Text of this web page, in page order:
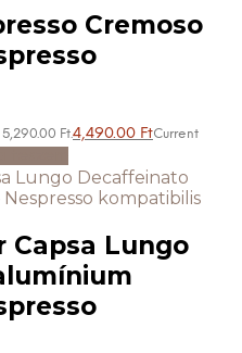
Cremoso
Ft.4,490.00 FtCurrent
Capsa Lungo